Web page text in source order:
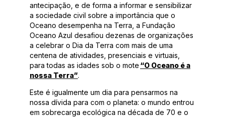
antecipação, e de forma a informar e sensibilizar
a sociedade civil sobre a importância que o
Oceano desempenha na Terra, a Fundação
Oceano Azul desafiou dezenas de organizações
a celebrar o Dia da Terra com mais de uma
centena de atividades, presenciais e virtuais,
para todas as idades sob o mote “O Oceano é a
nossa Terra”.
Este é igualmente um dia para pensarmos na
nossa dívida para com o planeta: o mundo entrou
em sobrecarga ecológica na década de 70 e o